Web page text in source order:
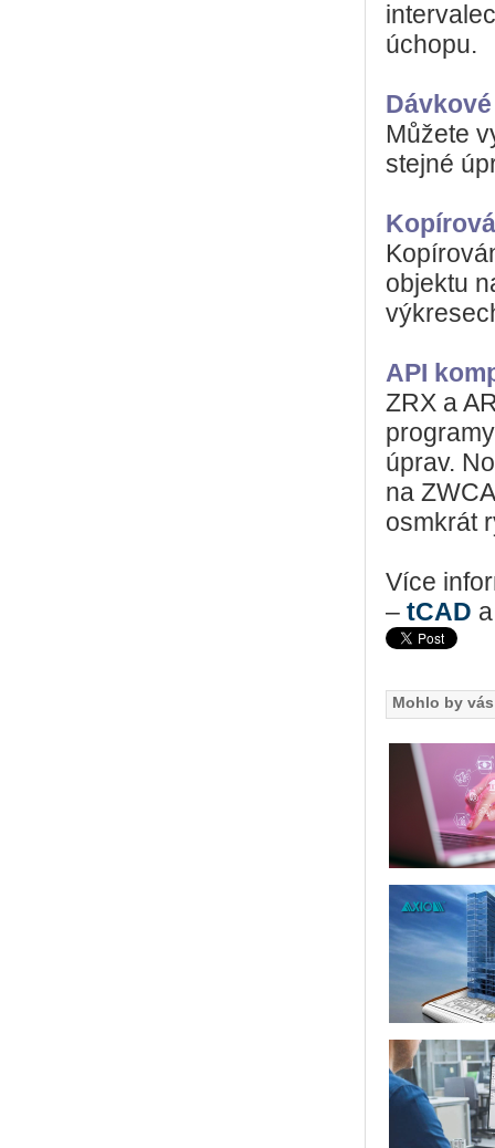
úchopu.
Můžete
stejné
objektu
API
ZRX a
úprav.
na
osmkrát
Více
– tCAD
Mohlo by